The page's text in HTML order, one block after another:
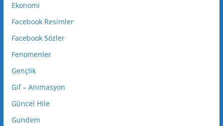
Ekonomi
Facebook Resimler
Facebook Sözler
Fenomenler
Gençlik
Gif – Animasyon
Güncel Hile
Gundem